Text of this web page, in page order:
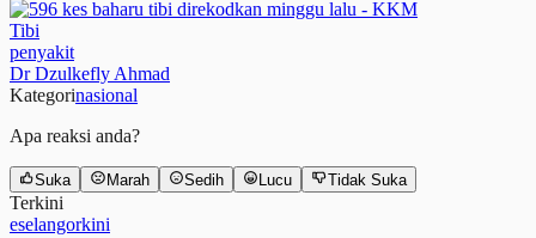
Tibi
penyakit
Dr Dzulkefly Ahmad
Kategorinasional
Apa reaksi anda?
Suka Marah Sedih Lucu Tidak Suka
Terkini
eselangorkini